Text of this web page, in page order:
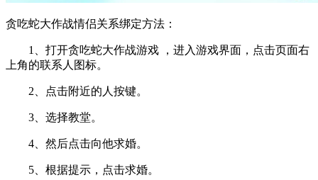
贪吃蛇大作战情侣关系绑定方法：
1、打开贪吃蛇大作战游戏 ，进入游戏界面，点击页面右
上角的联系人图标。
2、点击附近的人按键。
3、选择教堂。
4、然后点击向他求婚。
5、根据提示，点击求婚。